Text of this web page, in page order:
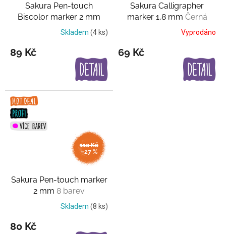
Sakura Pen-touch
Biscolor marker 2 mm
mění barvu
Skladem (4 ks)
89 Kč
Sakura Calligrapher
marker 1,8 mm Černá
Vyprodáno
69 Kč
110 Kč
–27 %
Sakura Pen-touch marker
2 mm 8 barev
Skladem (8 ks)
80 Kč